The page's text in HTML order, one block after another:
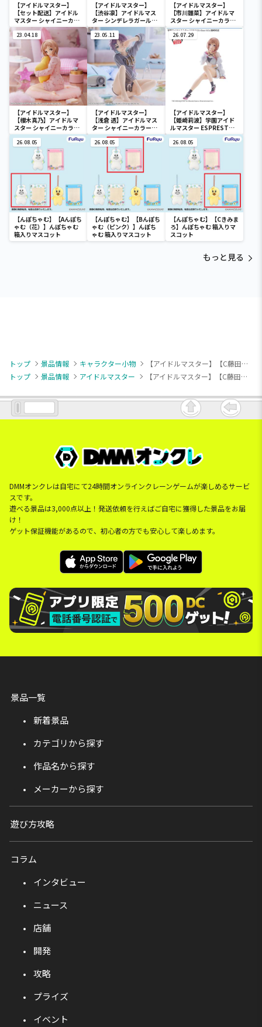
【アイドルマスター】
【セット配送】アイドル
マスター シャイニーカラ
ーズ ESPRESTO est-
Windy and Motions-芹
沢あさひ
【アイドルマスター】
【渋谷凛】アイドルマス
ター シンデレラガールズ
-Celestial vivi-渋谷凛
【アイドルマスター】
【市川雛菜】アイドルマ
スター シャイニーカラー
ズ -Relax time-市川雛菜
23.04.18
【アイドルマスター】
【櫻木真乃】アイドルマ
スター シャイニーカラー
ズ -Relax time-櫻木真乃
23.05.11
【アイドルマスター】
【浅倉 透】アイドルマス
ター シャイニーカラーズ
-Relax time-浅倉 透
26.07.29
【アイドルマスター】
【姫崎莉波】学園アイド
ルマスター ESPRESTO-
Sheer frills-姫崎莉波
26.08.05
【んぽちゃむ】【Aんぽち
ゃむ（花）】んぽちゃむ
箱入りマスコット
26.08.05
【んぽちゃむ】【Bんぽち
ゃむ（ピンク）】んぽち
ゃむ 箱入りマスコット
26.08.05
【んぽちゃむ】【Cきみま
ろ】んぽちゃむ 箱入りマ
スコット
もっと見る
トップ 景品情報 キャラクター小物
【アイドルマスター】【C藤田ことね】学園アイドルマスター スタンド付きビッグアクリルプレート～スウィートストロベリー～vol.1
トップ
景品情報 アイドルマスター 【アイドルマスター】【C藤田ことね】学園アイドルマスター スタンド付きビッグアクリルプレート～スウィートストロベリー～vol.1
DMMオンクレは自宅にて24時間オンラインクレーンゲームが楽しめるサービ
スです。
遊べる景品は3,000点以上！発送依頼を行えばご自宅に獲得した景品をお届
け！
ゲット保証機能があるので、初心者の方でも安心して楽しめます。
景品一覧
新着景品
カテゴリから探す
作品名から探す
メーカーから探す
遊び方攻略
コラム
インタビュー
ニュース
店舗
開発
攻略
プライズ
イベント